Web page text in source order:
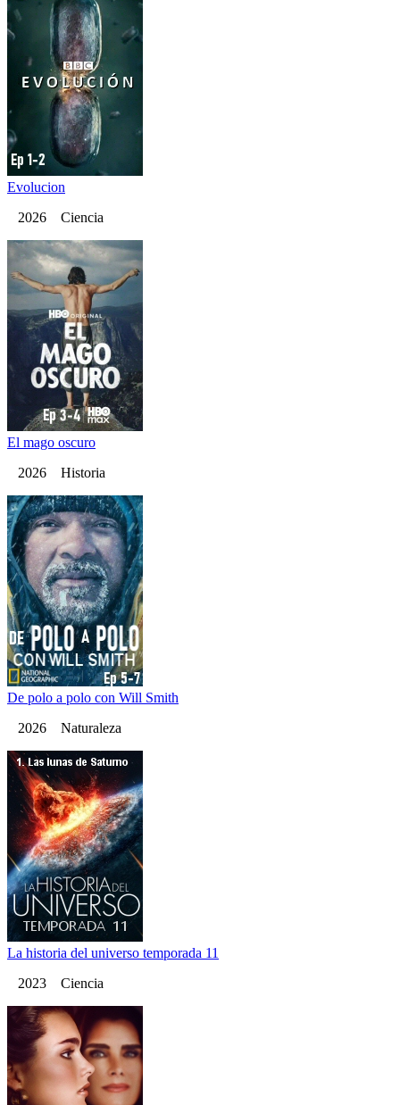
Evolucion
2026 Ciencia
El mago oscuro
2026 Historia
De polo a polo con Will Smith
2026 Naturaleza
La historia del universo temporada 11
2023 Ciencia